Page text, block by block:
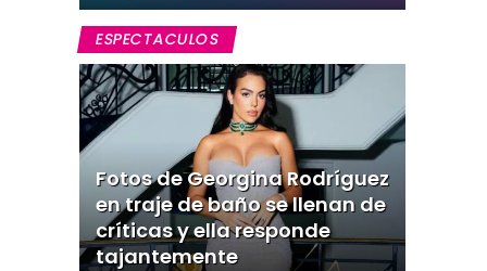
ESPECTACULOS
Fotos de Georgina Rodríguez
en traje de baño se llenan de
críticas y ella responde
tajantemente